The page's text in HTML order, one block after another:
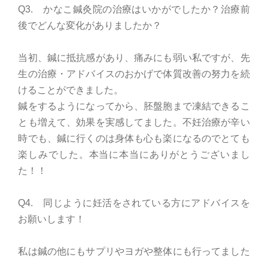
Q3. かなこ鍼灸院の治療はいかがでしたか？治療前
後でどんな変化がありましたか？
当初、鍼に抵抗感があり、痛みにも弱い私ですが、先
生の治療・アドバイスのおかげで体質改善の努力を続
けることができました。
鍼をするようになってから、胚盤胞まで凍結できるこ
とも増えて、効果を実感してました。不妊治療が辛い
時でも、鍼に行くのは身体も心も楽になるのでとても
楽しみでした。本当に本当にありがとうございまし
た！！
Q4. 同じように妊活をされている方にアドバイスを
お願いします！
私は鍼の他にもサプリやヨガや整体にも行ってました